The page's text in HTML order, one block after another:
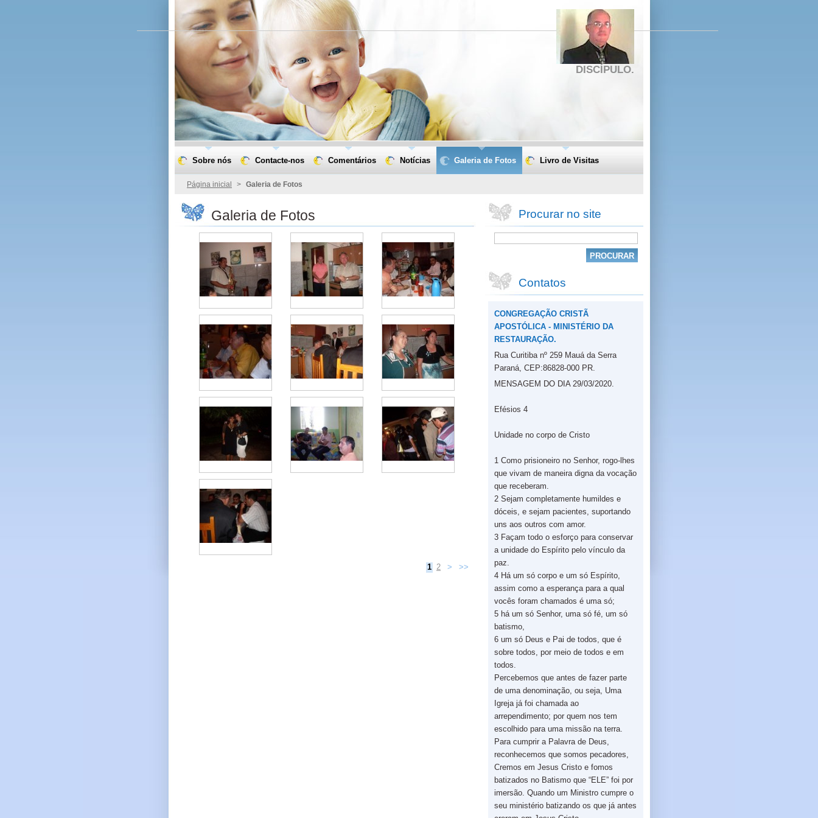
DISCÍPULO.
Página inicial > Galeria de Fotos
Galeria de Fotos
1 2 > >>
Procurar no site
Contatos
CONGREGAÇÃO CRISTÃ
APOSTÓLICA - MINISTÉRIO DA
RESTAURAÇÃO.
Rua Curitiba nº 259 Mauá da Serra
Paraná, CEP:86828-000 PR.
MENSAGEM DO DIA 29/03/2020.
Efésios 4
Unidade no corpo de Cristo
1 Como prisioneiro no Senhor, rogo-lhes
que vivam de maneira digna da vocação
que receberam.
2 Sejam completamente humildes e
dóceis, e sejam pacientes, suportando
uns aos outros com amor.
3 Façam todo o esforço para conservar
a unidade do Espírito pelo vínculo da
paz.
4 Há um só corpo e um só Espírito,
assim como a esperança para a qual
vocês foram chamados é uma só;
5 há um só Senhor, uma só fé, um só
batismo,
6 um só Deus e Pai de todos, que é
sobre todos, por meio de todos e em
todos.
Percebemos que antes de fazer parte
de uma denominação, ou seja, Uma
Igreja já foi chamada ao
arrependimento; por quem nos tem
escolhido para uma missão na terra.
Para cumprir a Palavra de Deus,
reconhecemos que somos pecadores,
Cremos em Jesus Cristo e fomos
batizados no Batismo que “ELE” foi por
imersão. Quando um Ministro cumpre o
seu ministério batizando os que já antes
Sobre nós Contacte-nos Comentários Notícias Galeria de Fotos Livro de Visitas